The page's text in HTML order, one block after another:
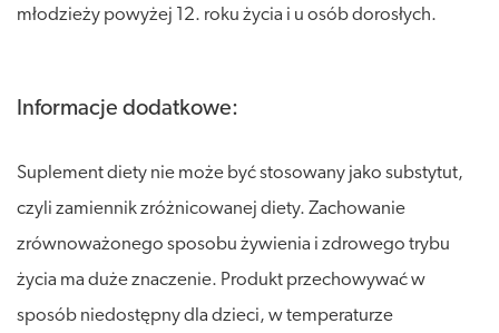
młodzieży powyżej 12. roku życia i u osób dorosłych.
Informacje dodatkowe:
Suplement diety nie może być stosowany jako substytut,
czyli zamiennik zróżnicowanej diety. Zachowanie
zrównoważonego sposobu żywienia i zdrowego trybu
życia ma duże znaczenie. Produkt przechowywać w
sposób niedostępny dla dzieci, w temperaturze